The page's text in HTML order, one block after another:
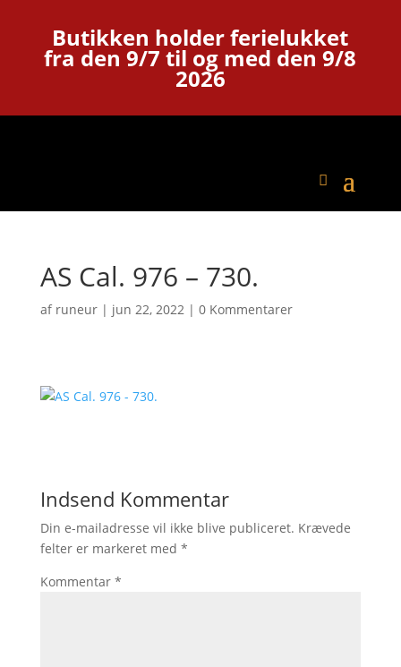
Butikken holder ferielukket
fra den 9/7 til og med den 9/8
2026
AS Cal. 976 – 730.
af runeur| jun 22, 2022| 0 Kommentarer
Indsend Kommentar
Din e-mailadresse vil ikke blive publiceret. Krævede
felter er markeret med *
Kommentar *